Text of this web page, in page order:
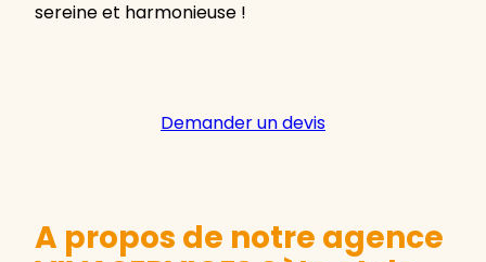
sereine et harmonieuse !
Demander un devis
A propos de notre agence